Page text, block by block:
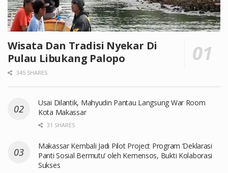
Wisata Dan Tradisi Nyekar Di
Pulau Libukang Palopo
345 SHARES
Usai Dilantik, Mahyudin Pantau Langsung War Room
Kota Makassar
31 SHARES
Makassar Kembali Jadi Pilot Project Program ‘Deklarasi
Panti Sosial Bermutu’ oleh Kemensos, Bukti Kolaborasi
Sukses